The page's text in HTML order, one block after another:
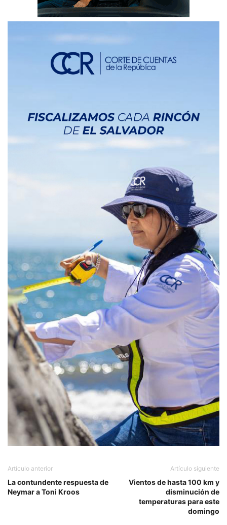
Artículo anterior
La contundente respuesta de
Neymar a Toni Kroos
Artículo siguiente
Vientos de hasta 100 km y
disminución de
temperaturas para este
domingo